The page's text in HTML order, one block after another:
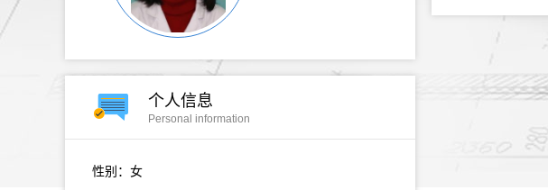
个人信息
Personal information
性别：女